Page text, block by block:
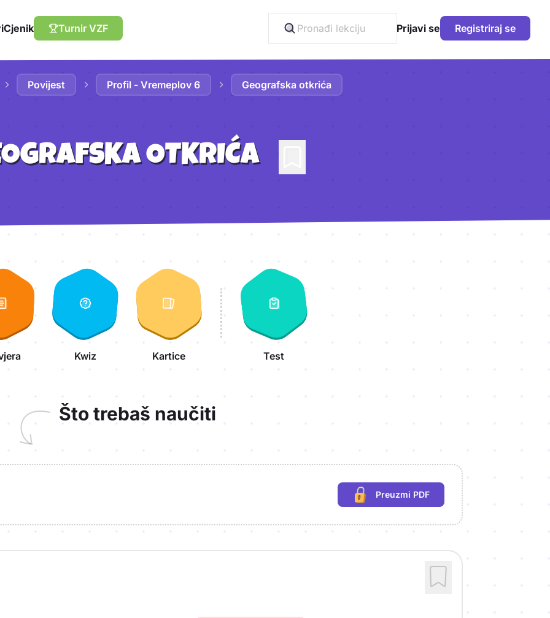
Cjenik Turnir VZF Prijavi se Registriraj se
Povijest Profil - Vremeplov 6 Geografska otkrića
OTKRIĆA
Kwiz Kartice Test
Što trebaš naučiti
Preuzmi PDF
(potrebna prijava)